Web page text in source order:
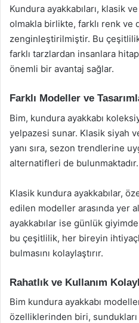
Kundura ayakkabıları, klasik
olmakla birlikte, farklı renk ve
zenginleştirilmiştir. Bu
farklı tarzlardan insanlara
önemli bir avantaj sağlar.
Farklı Modeller ve
Bim, kundura ayakkabı
yelpazesi sunar. Klasik siyah
yanı sıra, sezon trendlerine
alternatifleri de bulunmaktadır.
Klasik kundura ayakkabılar,
edilen modeller arasında yer
ayakkabılar ise günlük
bu çeşitlilik, her bireyin
bulmasını kolaylaştırır.
Rahatlık ve Kullanım
Bim kundura ayakkabı
özelliklerinden biri,